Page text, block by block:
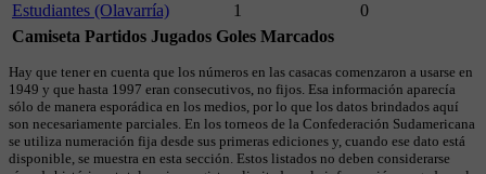
Estudiantes (Olavarría)
1
0
Camiseta Partidos Jugados Goles Marcados
Hay que tener en cuenta que los números en las casacas comenzaron a usarse en
1949 y que hasta 1997 eran consecutivos, no fijos. Esa información aparecía
sólo de manera esporádica en los medios, por lo que los datos brindados aquí
son necesariamente parciales. En los torneos de la Confederación Sudamericana
se utiliza numeración fija desde sus primeras ediciones y, cuando ese dato está
disponible, se muestra en esta sección. Estos listados no deben considerarse